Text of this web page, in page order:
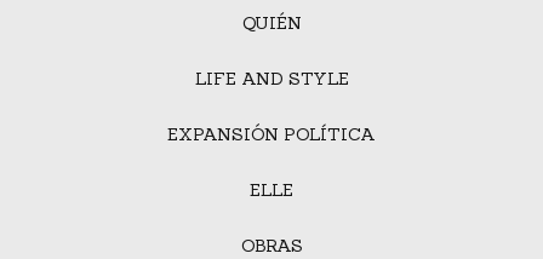
QUIÉN
LIFE AND STYLE
EXPANSIÓN POLÍTICA
ELLE
OBRAS